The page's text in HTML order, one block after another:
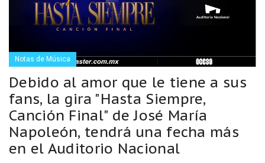
Notas de Música
Debido al amor que le tiene a sus
fans, la gira "Hasta Siempre,
Canción Final" de José María
Napoleón, tendrá una fecha más
en el Auditorio Nacional